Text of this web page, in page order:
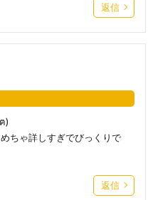
返信
)
ちゃ詳しすぎでびっくりで
返信